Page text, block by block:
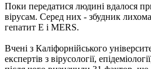
Поки передатися людині вдалося
вірусам. Серед них - збудник
гепатит Е і MERS.
Вчені з Каліфорнійського
експертів з вірусології,